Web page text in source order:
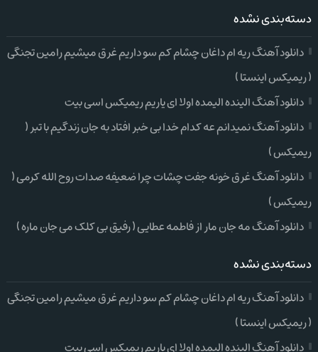
دسته‌بندی نشده
دانلود آهنگ ریه ام داغان چشام کم سو داریم غرق میشیم رامین تجنگی
( ریمیکس اینستا )
دانلود آهنگ الینده الیمده اولا ای یاریم ریمیکس اسی بیت
دانلود آهنگ نمیدانم عه کدام خدا بی خبر افتاد به جان زندگیم با تبر (
ریمیکس )
دانلود آهنگ غرق خونه جفت چشات چرا ضعیفه صدات روح الله کرمی (
ریمیکس )
دانلود آهنگ مه جان مار از فاطمه عطایی ( رفیق بی کلک می جان ماره )
دسته‌بندی نشده
دانلود آهنگ ریه ام داغان چشام کم سو داریم غرق میشیم رامین تجنگی
( ریمیکس اینستا )
دانلود آهنگ الینده الیمده اولا ای یاریم ریمیکس اسی بیت